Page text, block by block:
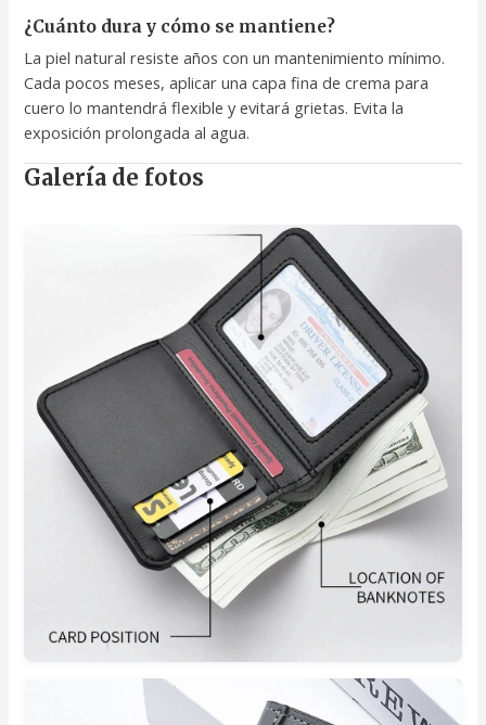
¿Cuánto dura y cómo se mantiene?
La piel natural resiste años con un mantenimiento mínimo.
Cada pocos meses, aplicar una capa fina de crema para
cuero lo mantendrá flexible y evitará grietas. Evita la
exposición prolongada al agua.
Galería de fotos